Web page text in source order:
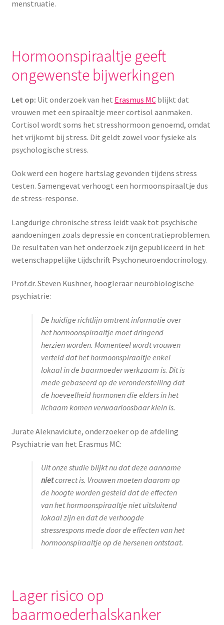
menstruatie.
Hormoonspiraaltje geeft
ongewenste bijwerkingen
Let op: Uit onderzoek van het Erasmus MCblijkt dat
vrouwen met een spiraaltje meer cortisol aanmaken.
Cortisol wordt soms het stresshormoon genoemd, omdat
het vrijkomt bij stress. Dit geldt zowel voor fysieke als
psychologische stress.
Ook werd een hogere hartslag gevonden tijdens stress
testen. Samengevat verhoogt een hormoonspiraaltje dus
de stress-response.
Langdurige chronische stress leidt vaak tot psychische
aandoeningen zoals depressie en concentratieproblemen.
De resultaten van het onderzoek zijn gepubliceerd in het
wetenschappelijke tijdschrift Psychoneuroendocrinology.
Prof.dr. Steven Kushner, hoogleraar neurobiologische
psychiatrie:
De huidige richtlijn omtrent informatie over
het hormoonspiraaltje moet dringend
herzien worden. Momenteel wordt vrouwen
verteld dat het hormoonspiraaltje enkel
lokaal in de baarmoeder werkzaam is. Dit is
mede gebaseerd op de veronderstelling dat
de hoeveelheid hormonen die elders in het
lichaam komen verwaarloosbaar klein is.
Jurate Aleknaviciute, onderzoeker op de afdeling
Psychiatrie van het Erasmus MC:
Uit onze studie blijkt nu dat deze aanname
nietcorrect is. Vrouwen moeten daarom op
de hoogte worden gesteld dat de effecten
van het hormoonspiraaltje niet uitsluitend
lokaal zijn en dat de verhoogde
stressrespons mede door de effecten van het
hormoonspiraaltje op de hersenen ontstaat.
Lager risico op
baarmoederhalskanker